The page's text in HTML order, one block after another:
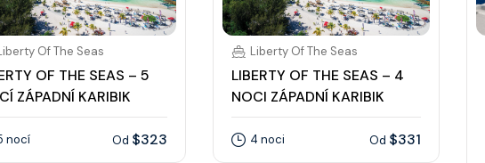
Of The Seas
OF THE SEAS – 5
ZÁPADNÍ KARIBIK
nocí Od $323
Liberty Of The Seas
LIBERTY OF THE SEAS – 4
NOCI ZÁPADNÍ KARIBIK
4 noci Od $331